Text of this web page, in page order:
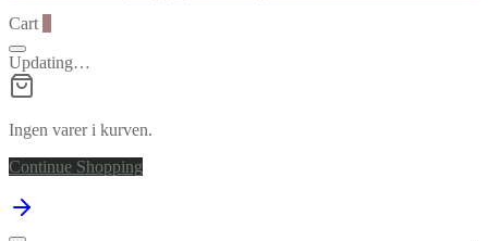
Cart
Updating…
Ingen varer i kurven.
Continue Shopping